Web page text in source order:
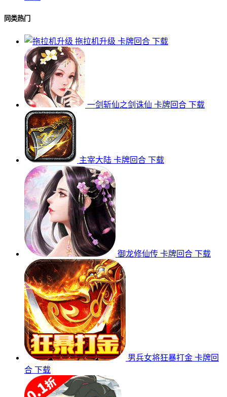
同类热门
拖拉机升级 卡牌回合 下载
一剑斩仙之剑诛仙 卡牌回合 下载
主宰大陆 卡牌回合 下载
御龙修仙传 卡牌回合 下载
男兵女将狂暴打金 卡牌回
合 下载